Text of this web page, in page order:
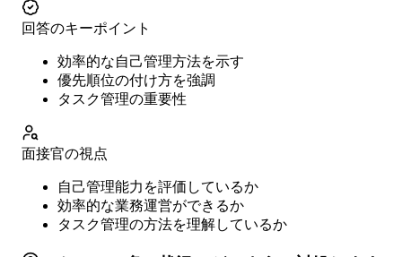
回答のキーポイント
効率的な自己管理方法を示す
優先順位の付け方を強調
タスク管理の重要性
面接官の視点
自己管理能力を評価しているか
効率的な業務運営ができるか
タスク管理の方法を理解しているか